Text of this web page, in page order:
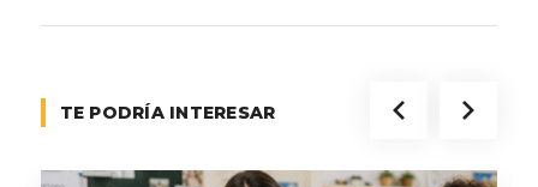
TE PODRÍA INTERESAR